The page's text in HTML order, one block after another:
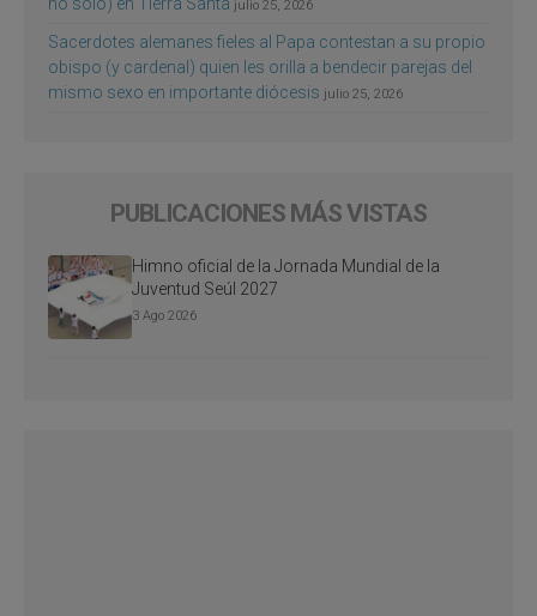
julio 25, 2026
Sacerdotes alemanes fieles al Papa contestan a su propio
obispo (y cardenal) quien les orilla a bendecir parejas del
mismo sexo en importante diócesis julio 25, 2026
PUBLICACIONES MÁS VISTAS
Himno oficial de la Jornada Mundial de la
Juventud Seúl 2027
3 Ago 2026